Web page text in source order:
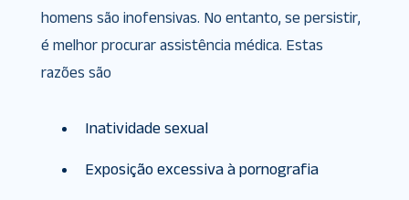
homens são inofensivas. No entanto, se persistir,
é melhor procurar assistência médica. Estas
razões são
Inatividade sexual
Exposição excessiva à pornografia